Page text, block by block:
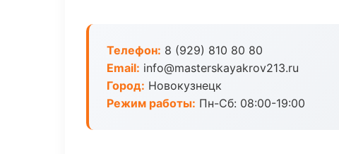
Телефон: 8 (929) 810 80 80
Email: info@masterskayakrov213.ru
Город: Новокузнецк
Режим работы: Пн-Сб: 08:00-19:00